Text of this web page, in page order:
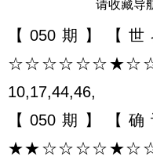
请收藏导
【050期】【
10,17,44,46,
【050期】【